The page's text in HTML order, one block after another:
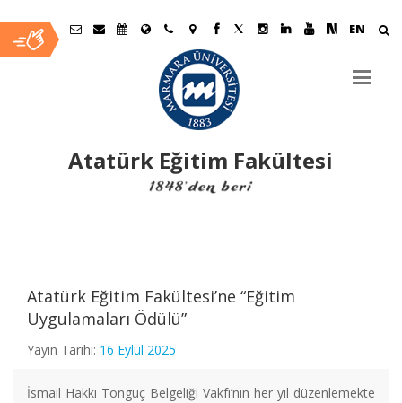
EN
Atatürk Eğitim Fakültesi
İçerik
Atatürk Eğitim Fakültesi’ne “Eğitim
Uygulamaları Ödülü”
Yayın Tarihi: 16 Eylül 2025
İsmail Hakkı Tonguç Belgeliği Vakfı’nın her yıl düzenlemekte